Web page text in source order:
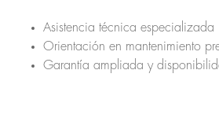
Asistencia técnica especializada
Orientación en mantenimiento
Garantía ampliada y